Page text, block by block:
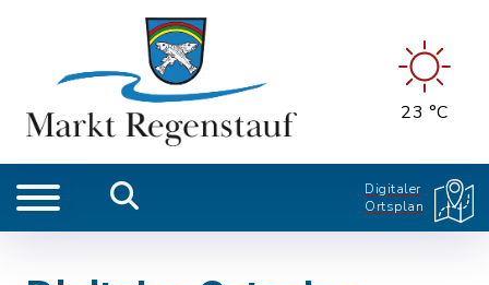
23 °C
Digitaler
Ortsplan